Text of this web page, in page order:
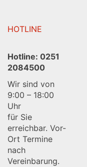
HOTLINE
Hotline: 0251
2084500
Wir sind von
9:00 – 18:00
Uhr
für Sie
erreichbar. Vor-
Ort Termine
nach
Vereinbarung.